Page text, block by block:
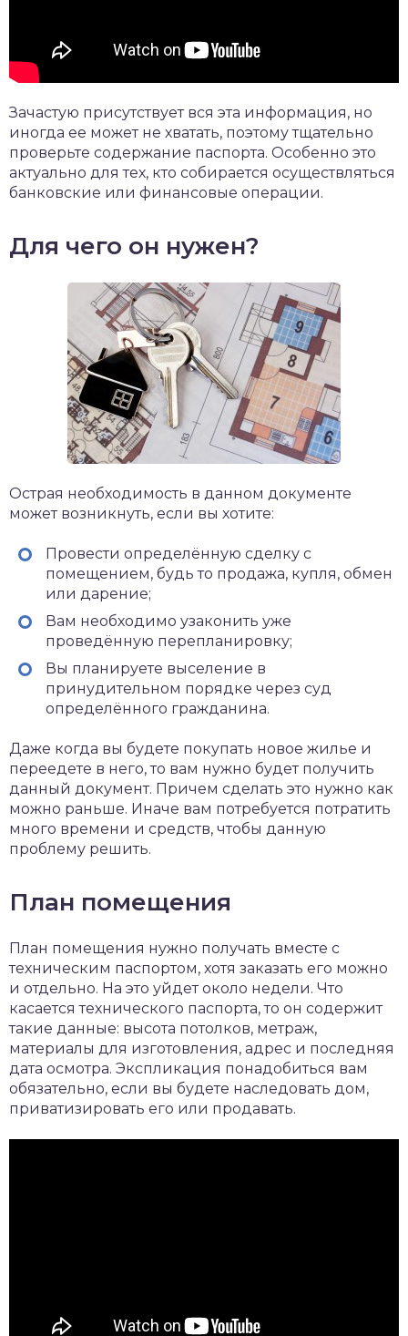
Зачастую присутствует вся эта информация, но
иногда ее может не хватать, поэтому тщательно
проверьте содержание паспорта. Особенно это
актуально для тех, кто собирается осуществляться
банковские или финансовые операции.
Для чего он нужен?
Острая необходимость в данном документе
может возникнуть, если вы хотите:
Провести определённую сделку с
помещением, будь то продажа, купля, обмен
или дарение;
Вам необходимо узаконить уже
проведённую перепланировку;
Вы планируете выселение в
принудительном порядке через суд
определённого гражданина.
Даже когда вы будете покупать новое жилье и
переедете в него, то вам нужно будет получить
данный документ. Причем сделать это нужно как
можно раньше. Иначе вам потребуется потратить
много времени и средств, чтобы данную
проблему решить.
План помещения
План помещения нужно получать вместе с
техническим паспортом, хотя заказать его можно
и отдельно. На это уйдет около недели. Что
касается технического паспорта, то он содержит
такие данные: высота потолков, метраж,
материалы для изготовления, адрес и последняя
дата осмотра. Экспликация понадобиться вам
обязательно, если вы будете наследовать дом,
приватизировать его или продавать.